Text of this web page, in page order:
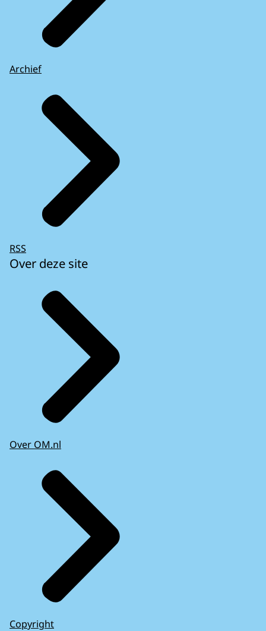
Archief
RSS
Over deze site
Over OM.nl
Copyright